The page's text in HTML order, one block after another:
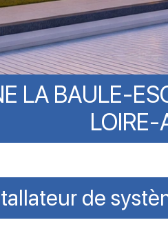
LA BAULE-
LOIRE-
de